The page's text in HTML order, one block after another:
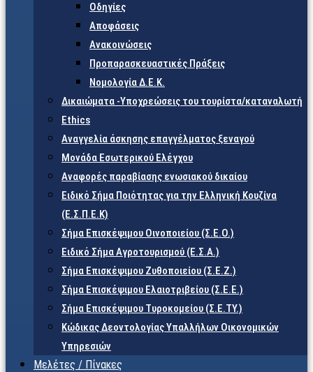
Οδηγίες
Αποφάσεις
Ανακοινώσεις
Προπαρασκευαστικές Πράξεις
Νομολογία Δ.Ε.Κ.
Δικαιώματα -Υποχρεώσεις του τουρίστα/καταναλωτή
Ethics
Αναγγελία άσκησης επαγγέλματος ξεναγού
Μονάδα Εσωτερικού Ελέγχου
Αναφορές παραβίασης ενωσιακού δικαίου
Ειδικό Σήμα Ποιότητας για την Ελληνική Κουζίνα
(Ε.Σ.Π.Ε.Κ)
Σήμα Επισκέψιμου Οινοποιείου (Σ.Ε.Ο.)
Ειδικό Σήμα Αγροτουρισμού (Ε.Σ.Α.)
Σήμα Επισκέψιμου Ζυθοποιείου (Σ.Ε.Ζ.)
Σήμα Επισκέψιμου Ελαιοτριβείου (Σ.Ε.Ε.)
Σήμα Επισκέψιμου Τυροκομείου (Σ.Ε.TY.)
Κώδικας Δεοντολογίας Υπαλλήλων Οικονομικών
Υπηρεσιών
Μελέτες / Πίνακες